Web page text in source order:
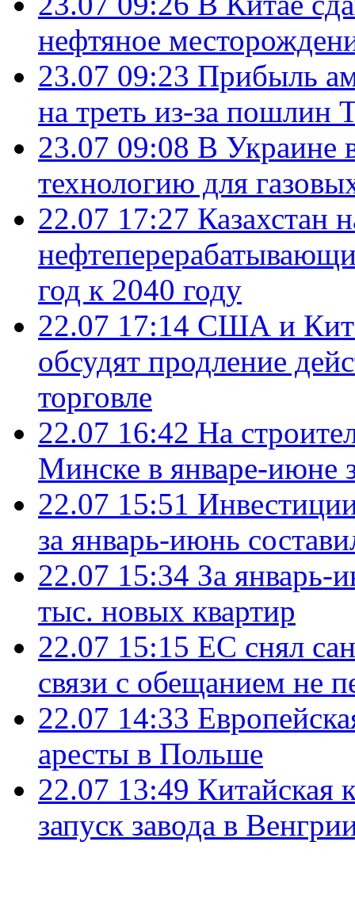
нефтяное
23.07 09:23 Прибыль
на треть из-за пошлин
23.07 09:08 В Украине
технологию для
22.07 17:27 Казахстан
год к 2040 году
22.07 17:14 США и
обсудят продление
торговле
22.07 16:42 На
Минске в январе-июне
22.07 15:51
за январь-июнь
22.07 15:34 За январь-
тыс. новых квартир
22.07 15:15 ЕС снял
связи с обещанием не
22.07 14:33
аресты в Польше
22.07 13:49 Китайская
запуск завода в